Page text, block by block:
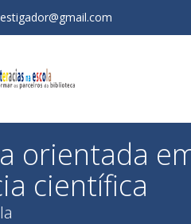
orientada
científica